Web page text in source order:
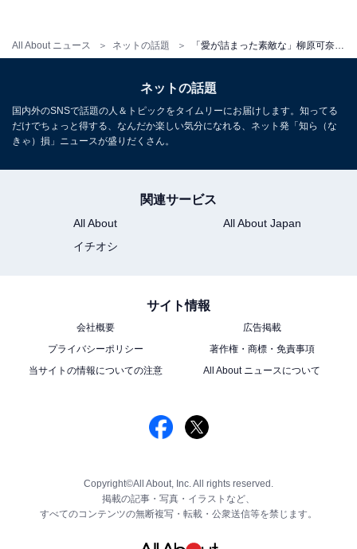
All About ニュース ネットの話題
ネットの話題
国内外のSNSで話題の人＆トピックをタイムリーにお届けします。知ってる
だけでちょっと得する、なんだか楽しい気分になれる、ネット発「知ら（な
きゃ）損」ニュースが盛りだくさん。
関連サービス
All About
All About Japan
イチオシ
サイト情報
会社概要
広告掲載
プライバシーポリシー
著作権・商標・免責事項
当サイトの情報についての注意
All About ニュースについて
Copyright©All About, Inc. All rights reserved.
掲載の記事・写真・イラストなど、
すべてのコンテンツの無断複写・転載・公衆送信等を禁じます。